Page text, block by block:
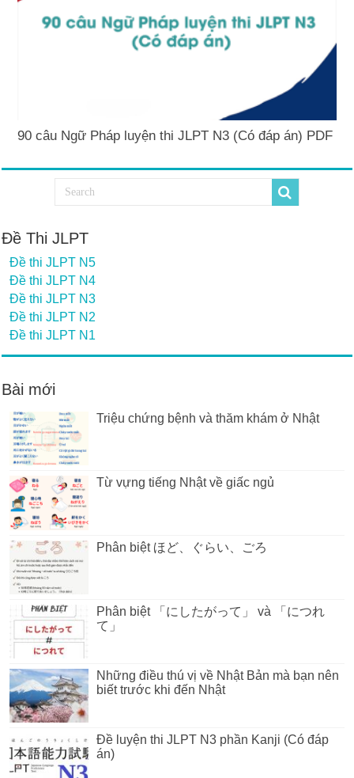
90 câu Ngữ Pháp luyện thi JLPT N3 (Có đáp án) PDF
Đề Thi JLPT
Đề thi JLPT N5
Đề thi JLPT N4
Đề thi JLPT N3
Đề thi JLPT N2
Đề thi JLPT N1
Bài mới
Triệu chứng bệnh và thăm khám ở Nhật
Từ vựng tiếng Nhật về giấc ngủ
Phân biệt ほど、ぐらい、ごろ
Phân biệt 「にしたがって」 và 「につれ
て」
Những điều thú vị về Nhật Bản mà bạn nên
biết trước khi đến Nhật
Đề luyện thi JLPT N3 phần Kanji (Có đáp
án)